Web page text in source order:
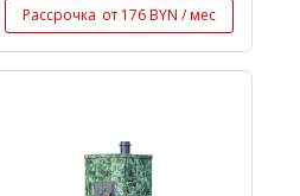
Рассрочка от 176 BYN / мес